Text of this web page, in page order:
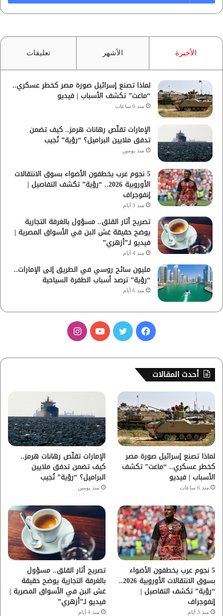
الأخيرة الأشهر تعليقات
لماذا تصنع إسرائيل صورة مصر كخطر عسكري..
“ماعت” تكشف الأسباب | فيديو
منذ 6 ساعات
الإمارات تقلّص رهانات هرمز.. كيف تضمن
تدفق ملايين البراميل؟ “رؤية” تُجيب
منذ يومين
5 نجوم عرب يخطفون الأضواء بسوق الانتقالات
الأوروبية 2026.. “رؤية” تكشف التفاصيل |
إنفوجراف
منذ 3 أيام
تصريح أثار القلق.. مسؤول بالغرفة التجارية
يوضح حقيقة غش البن في الأسواق المصرية |
فيديو لـ”أزهري”
منذ 4 أيام
مليون سائح روسي في الطريق إلى الإمارات..
“رؤية” ترصد أسباب الطفرة السياحية
منذ 6 أيام
س
ب
و
ك
ر
ي
و
ب
ت
ق
ر
ا
م
أحدث المقالات
لماذا تصنع إسرائيل صورة مصر
كخطر عسكري.. “ماعت” تكشف
الأسباب | فيديو
منذ 6 ساعات
الإمارات تقلّص رهانات هرمز..
كيف تضمن تدفق ملايين
البراميل؟ “رؤية” تُجيب
منذ يومين
5 نجوم عرب يخطفون الأضواء
بسوق الانتقالات الأوروبية 2026..
“رؤية” تكشف التفاصيل |
إنفوجراف
منذ 3 أيام
تصريح أثار القلق.. مسؤول
بالغرفة التجارية يوضح حقيقة
غش البن في الأسواق المصرية |
فيديو لـ”أزهري”
منذ 4 أيام